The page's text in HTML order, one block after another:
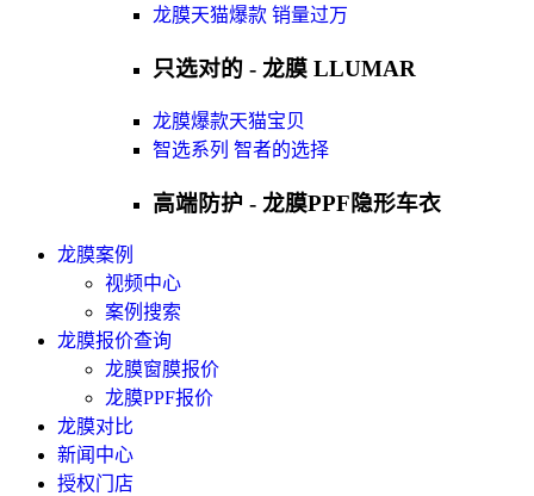
龙膜天猫爆款 销量过万
只选对的 - 龙膜 LLUMAR
龙膜爆款天猫宝贝
智选系列 智者的选择
高端防护 - 龙膜PPF隐形车衣
龙膜案例
视频中心
案例搜索
龙膜报价查询
龙膜窗膜报价
龙膜PPF报价
龙膜对比
新闻中心
授权门店